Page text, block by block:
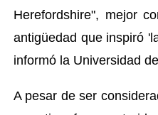
Herefordshire", mejor
antigüedad que inspiró
informó la Universidad
A pesar de ser